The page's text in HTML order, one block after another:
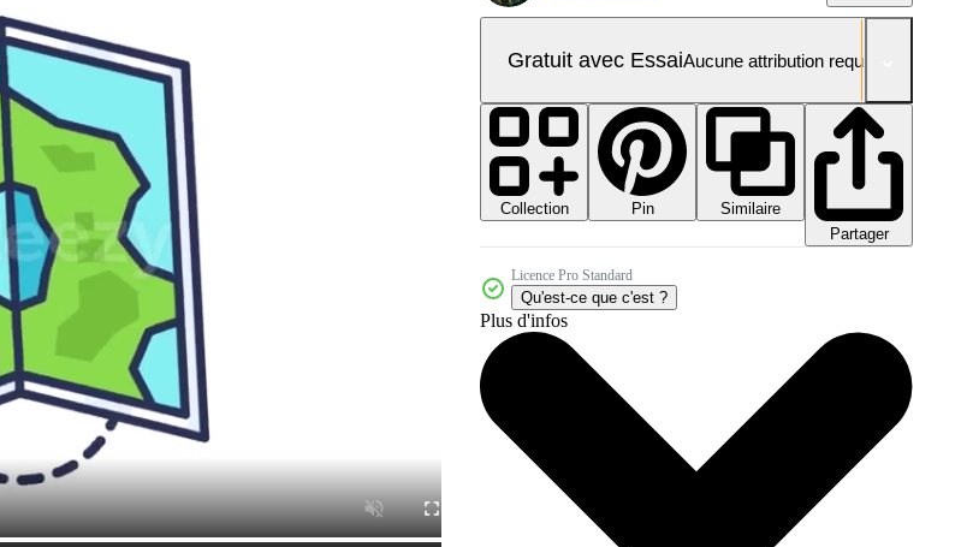
Gratuit avec EssaiAucune attribution requise
Collection Pin
Similaire
Partager
Licence Pro Standard
Qu'est-ce que c'est ?
Plus d'infos